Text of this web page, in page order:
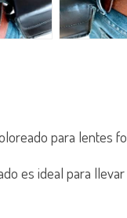
para lentes
es ideal para